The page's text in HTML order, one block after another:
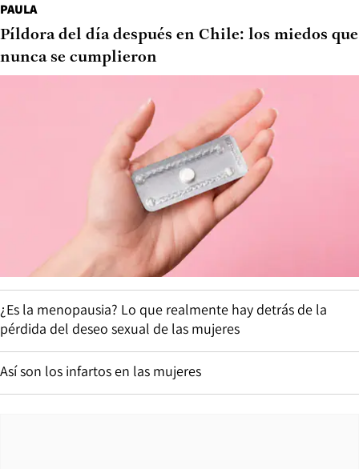
PAULA
Píldora del día después en Chile: los miedos que
nunca se cumplieron
¿Es la menopausia? Lo que realmente hay detrás de la
pérdida del deseo sexual de las mujeres
Así son los infartos en las mujeres